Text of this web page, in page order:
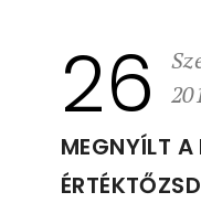
26
MEGNYÍLT A